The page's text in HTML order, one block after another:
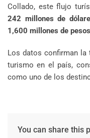
Collado, este flujo
242 millones de
1,600 millones de
Los datos confirman la
turismo en el país,
como uno de los
You can share this